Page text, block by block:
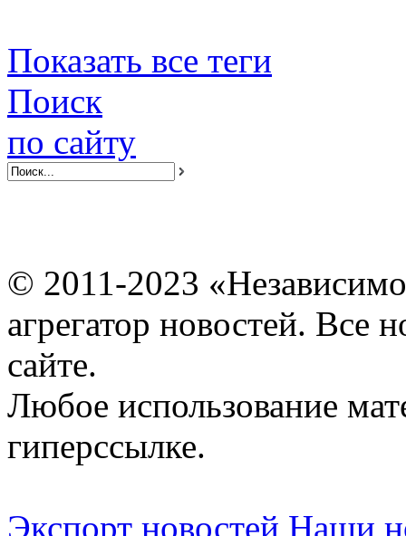
Показать все теги
Поиск
по сайту
© 2011-2023
агрегатор новостей. Все
сайте.
Любое использование
гиперссылке.
Экспорт новостей Наши